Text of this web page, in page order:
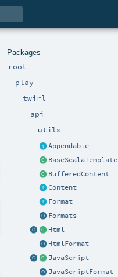
Packages
root
play
twirl
api
utils
Appendable
BaseScalaTemplate
BufferedContent
Content
Format
Formats
Html
HtmlFormat
JavaScript
JavaScriptFormat